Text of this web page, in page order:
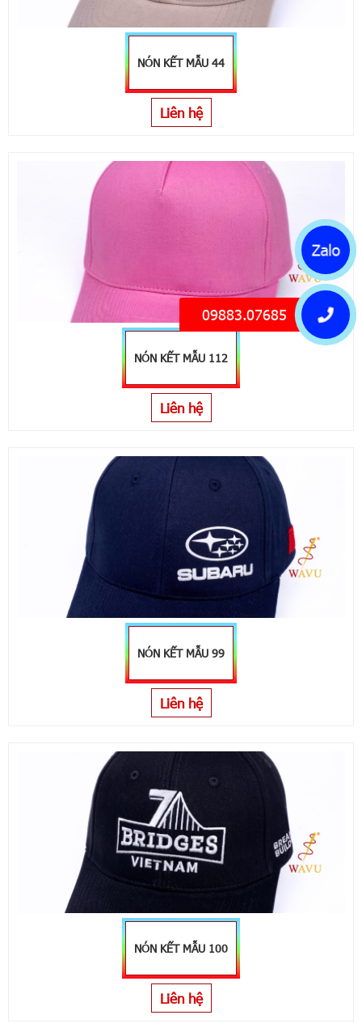
NÓN KẾT MẪU 44
Liên hệ
NÓN KẾT MẪU 112
Liên hệ
NÓN KẾT MẪU 99
Liên hệ
NÓN KẾT MẪU 100
Liên hệ
Zalo
09883.07685